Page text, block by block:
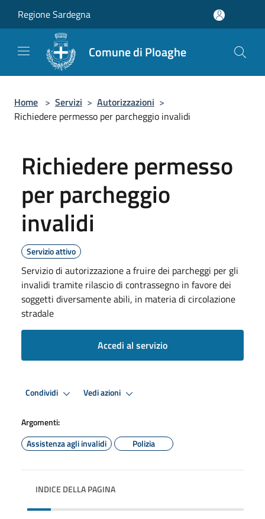
Regione Sardegna
Comune di Ploaghe
Home > Servizi > Autorizzazioni >
Richiedere permesso per parcheggio invalidi
Richiedere permesso
per parcheggio
invalidi
Servizio attivo
Servizio di autorizzazione a fruire dei parcheggi per gli
invalidi tramite rilascio di contrassegno in favore dei
soggetti diversamente abili, in materia di circolazione
stradale
Accedi al servizio
Condividi Vedi azioni
Argomenti:
Assistenza agli invalidi
Polizia
INDICE DELLA PAGINA